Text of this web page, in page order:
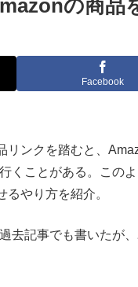
の商品
Facebook
リンクを踏むと、
くことがある。この
やり方を紹介。
去記事でも書いたが